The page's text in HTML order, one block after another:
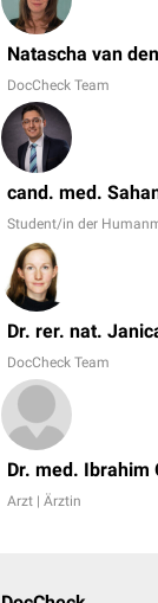
Natascha van
DocCheck Team
cand. med.
Student/in der
Dr. rer. nat.
DocCheck Team
Dr. med. Ibrahim
Arzt | Ärztin